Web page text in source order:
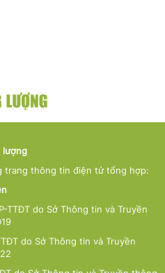
lượng
trang thông tin điện tử tổng hợp:
TTĐT do Sở Thông tin và Truyền
do Sở Thông tin và Truyền